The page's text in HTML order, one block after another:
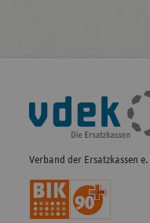
Fußleisten-
Navigation
Verband der Ersatzkassen e.